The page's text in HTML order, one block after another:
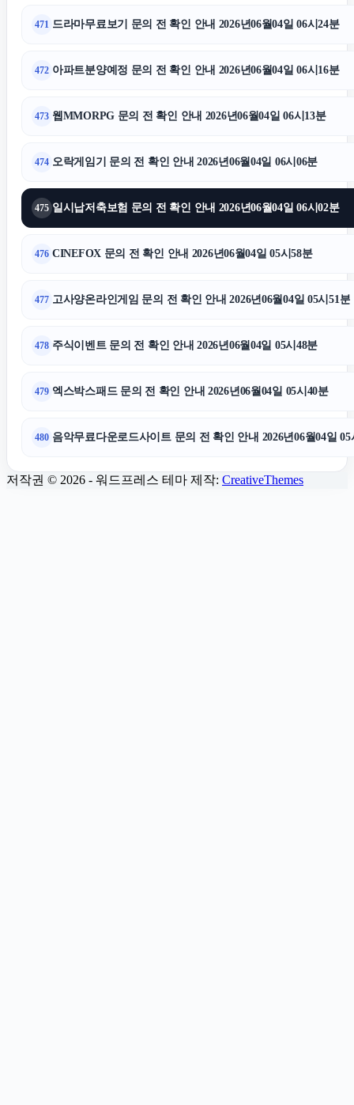
광교피부과
트립닷컴할인코드
야구반티
흥신소
471 드라마무료보기 문의 전 확인 안내 2026년06월04일 06시24분
472 아파트분양예정 문의 전 확인 안내 2026년06월04일 06시16분
473 웹MMORPG 문의 전 확인 안내 2026년06월04일 06시13분
474 오락게임기 문의 전 확인 안내 2026년06월04일 06시06분
475 일시납저축보험 문의 전 확인 안내 2026년06월04일 06시02분
476 CINEFOX 문의 전 확인 안내 2026년06월04일 05시58분
477 고사양온라인게임 문의 전 확인 안내 2026년06월04일 05시51분
478 주식이벤트 문의 전 확인 안내 2026년06월04일 05시48분
479 엑스박스패드 문의 전 확인 안내 2026년06월04일 05시40분
480 음악무료다운로드사이트 문의 전 확인 안내 2026년06월04일 05
저작권 © 2026 - 워드프레스 테마 제작: CreativeThemes